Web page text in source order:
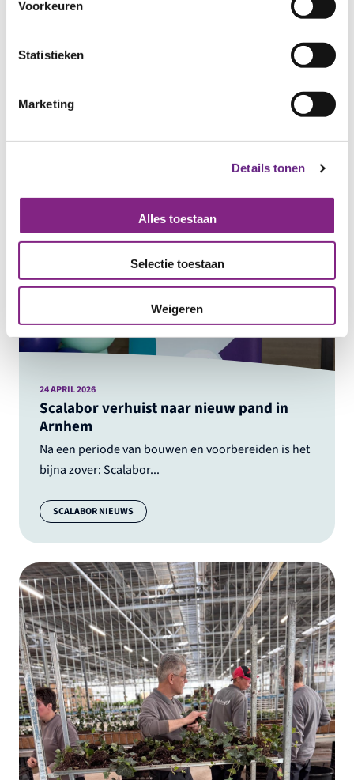
Voorkeuren
Statistieken
Marketing
Details tonen
Alles toestaan
Selectie toestaan
Weigeren
Scalabor verhuist naar nieuw pand in
Arnhem
Na een periode van bouwen en voorbereiden is het
bijna zover: Scalabor...
24 APRIL 2026
Categorie:
SCALABOR NIEUWS